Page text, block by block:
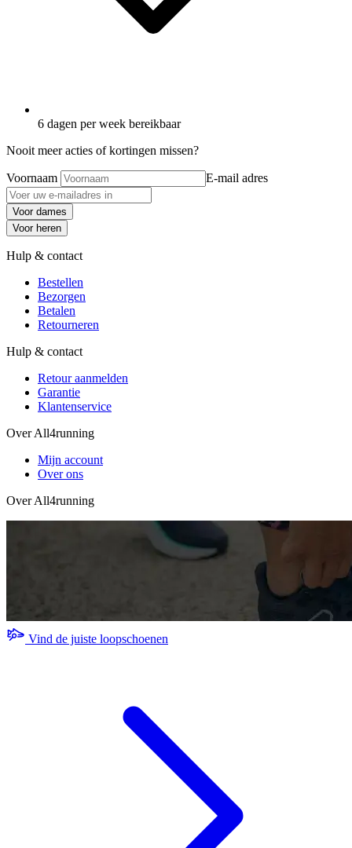
6 dagen per week bereikbaar
Nooit meer acties of kortingen missen?
Voornaam E-mail adres
Voor dames
Voor heren
Hulp & contact
Bestellen
Bezorgen
Betalen
Retourneren
Hulp & contact
Retour aanmelden
Garantie
Klantenservice
Over All4running
Mijn account
Over ons
Over All4running
Vind de juiste loopschoenen